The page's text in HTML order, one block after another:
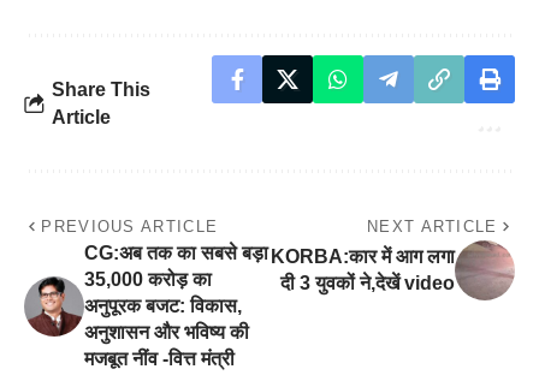
Share This
Article
PREVIOUS ARTICLE
CG:अब तक का सबसे बड़ा
35,000 करोड़ का
अनुपूरक बजट: विकास,
अनुशासन और भविष्य की
मजबूत नींव -वित्त मंत्री
NEXT ARTICLE
KORBA:कार में आग लगा
दी 3 युवकों ने,देखें video